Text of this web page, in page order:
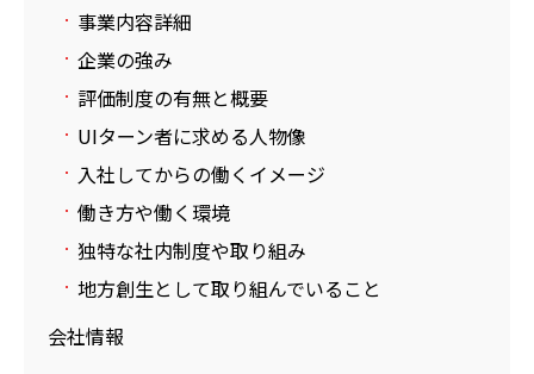
事業内容詳細
企業の強み
評価制度の有無と概要
UIターン者に求める人物像
入社してからの働くイメージ
働き方や働く環境
独特な社内制度や取り組み
地方創生として取り組んでいること
会社情報